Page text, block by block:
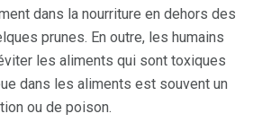
dans la nourriture en dehors des
prunes. En outre, les humains
les aliments qui sont toxiques
dans les aliments est souvent un
ou de poison.